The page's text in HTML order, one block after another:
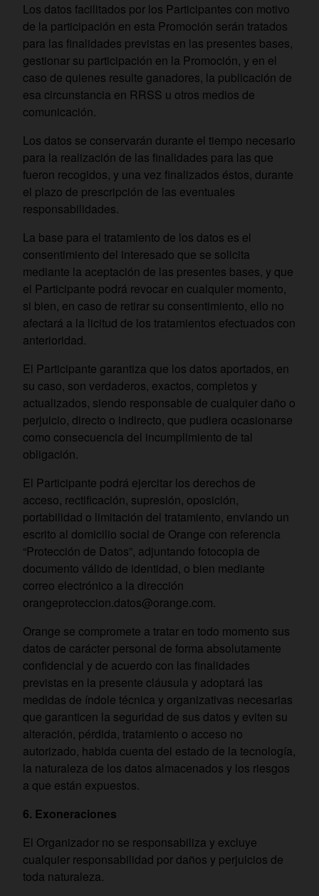
Los datos facilitados por los Participantes con motivo
de la participación en esta Promoción serán tratados
para las finalidades previstas en las presentes bases,
gestionar su participación en la Promoción, y en el
caso de quienes resulte ganadores, la publicación de
esa circunstancia en RRSS u otros medios de
comunicación.
Los datos se conservarán durante el tiempo necesario
para la realización de las finalidades para las que
fueron recogidos, y una vez finalizados éstos, durante
el plazo de prescripción de las eventuales
responsabilidades.
La base para el tratamiento de los datos es el
consentimiento del interesado que se solicita
mediante la aceptación de las presentes bases, y que
el Participante podrá revocar en cualquier momento,
si bien, en caso de retirar su consentimiento, ello no
afectará a la licitud de los tratamientos efectuados con
anterioridad.
El Participante garantiza que los datos aportados, en
su caso, son verdaderos, exactos, completos y
actualizados, siendo responsable de cualquier daño o
perjuicio, directo o indirecto, que pudiera ocasionarse
como consecuencia del incumplimiento de tal
obligación.
El Participante podrá ejercitar los derechos de
acceso, rectificación, supresión, oposición,
portabilidad o limitación del tratamiento, enviando un
escrito al domicilio social de Orange con referencia
“Protección de Datos”, adjuntando fotocopia de
documento válido de identidad, o bien mediante
correo electrónico a la dirección
orangeproteccion.datos@orange.com.
Orange se compromete a tratar en todo momento sus
datos de carácter personal de forma absolutamente
confidencial y de acuerdo con las finalidades
previstas en la presente cláusula y adoptará las
medidas de índole técnica y organizativas necesarias
que garanticen la seguridad de sus datos y eviten su
alteración, pérdida, tratamiento o acceso no
autorizado, habida cuenta del estado de la tecnología,
la naturaleza de los datos almacenados y los riesgos
a que están expuestos.
6. Exoneraciones
El Organizador no se responsabiliza y excluye
cualquier responsabilidad por daños y perjuicios de
toda naturaleza.